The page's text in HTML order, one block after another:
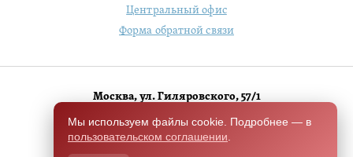
Центральный офис
Форма обратной связи
Москва, ул. Гиляровского, 57/1
+7 (495) 684-1803
Мы используем файлы cookie. Подробнее — в
пользовательском соглашении